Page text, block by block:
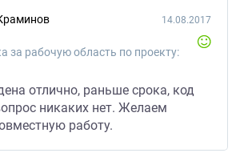
за рабочую область по проекту:
14.08.2017
отлично, раньше срока, код
никаких нет. Желаем
работу.